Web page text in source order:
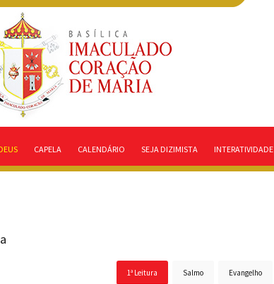
CAPELA CALENDÁRIO SEJA DIZIMISTA INTERATIVIDADE
1ª Leitura Salmo Evangelho